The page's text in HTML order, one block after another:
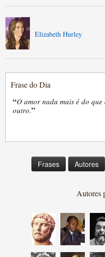
Elizabeth Hurley
Frase do Dia
“O amor nada mais é do
outro.”
Frases Autores
Autores